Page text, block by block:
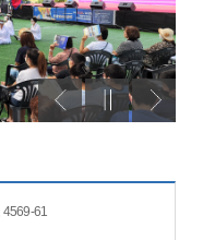
4569-61